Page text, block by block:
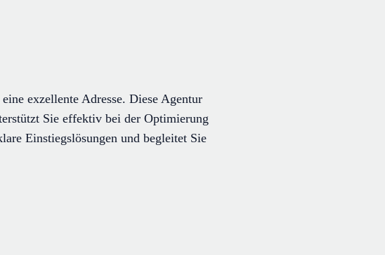
exzellente Adresse. Diese Agentur
Sie effektiv bei der Optimierung
Einstiegslösungen und begleitet Sie